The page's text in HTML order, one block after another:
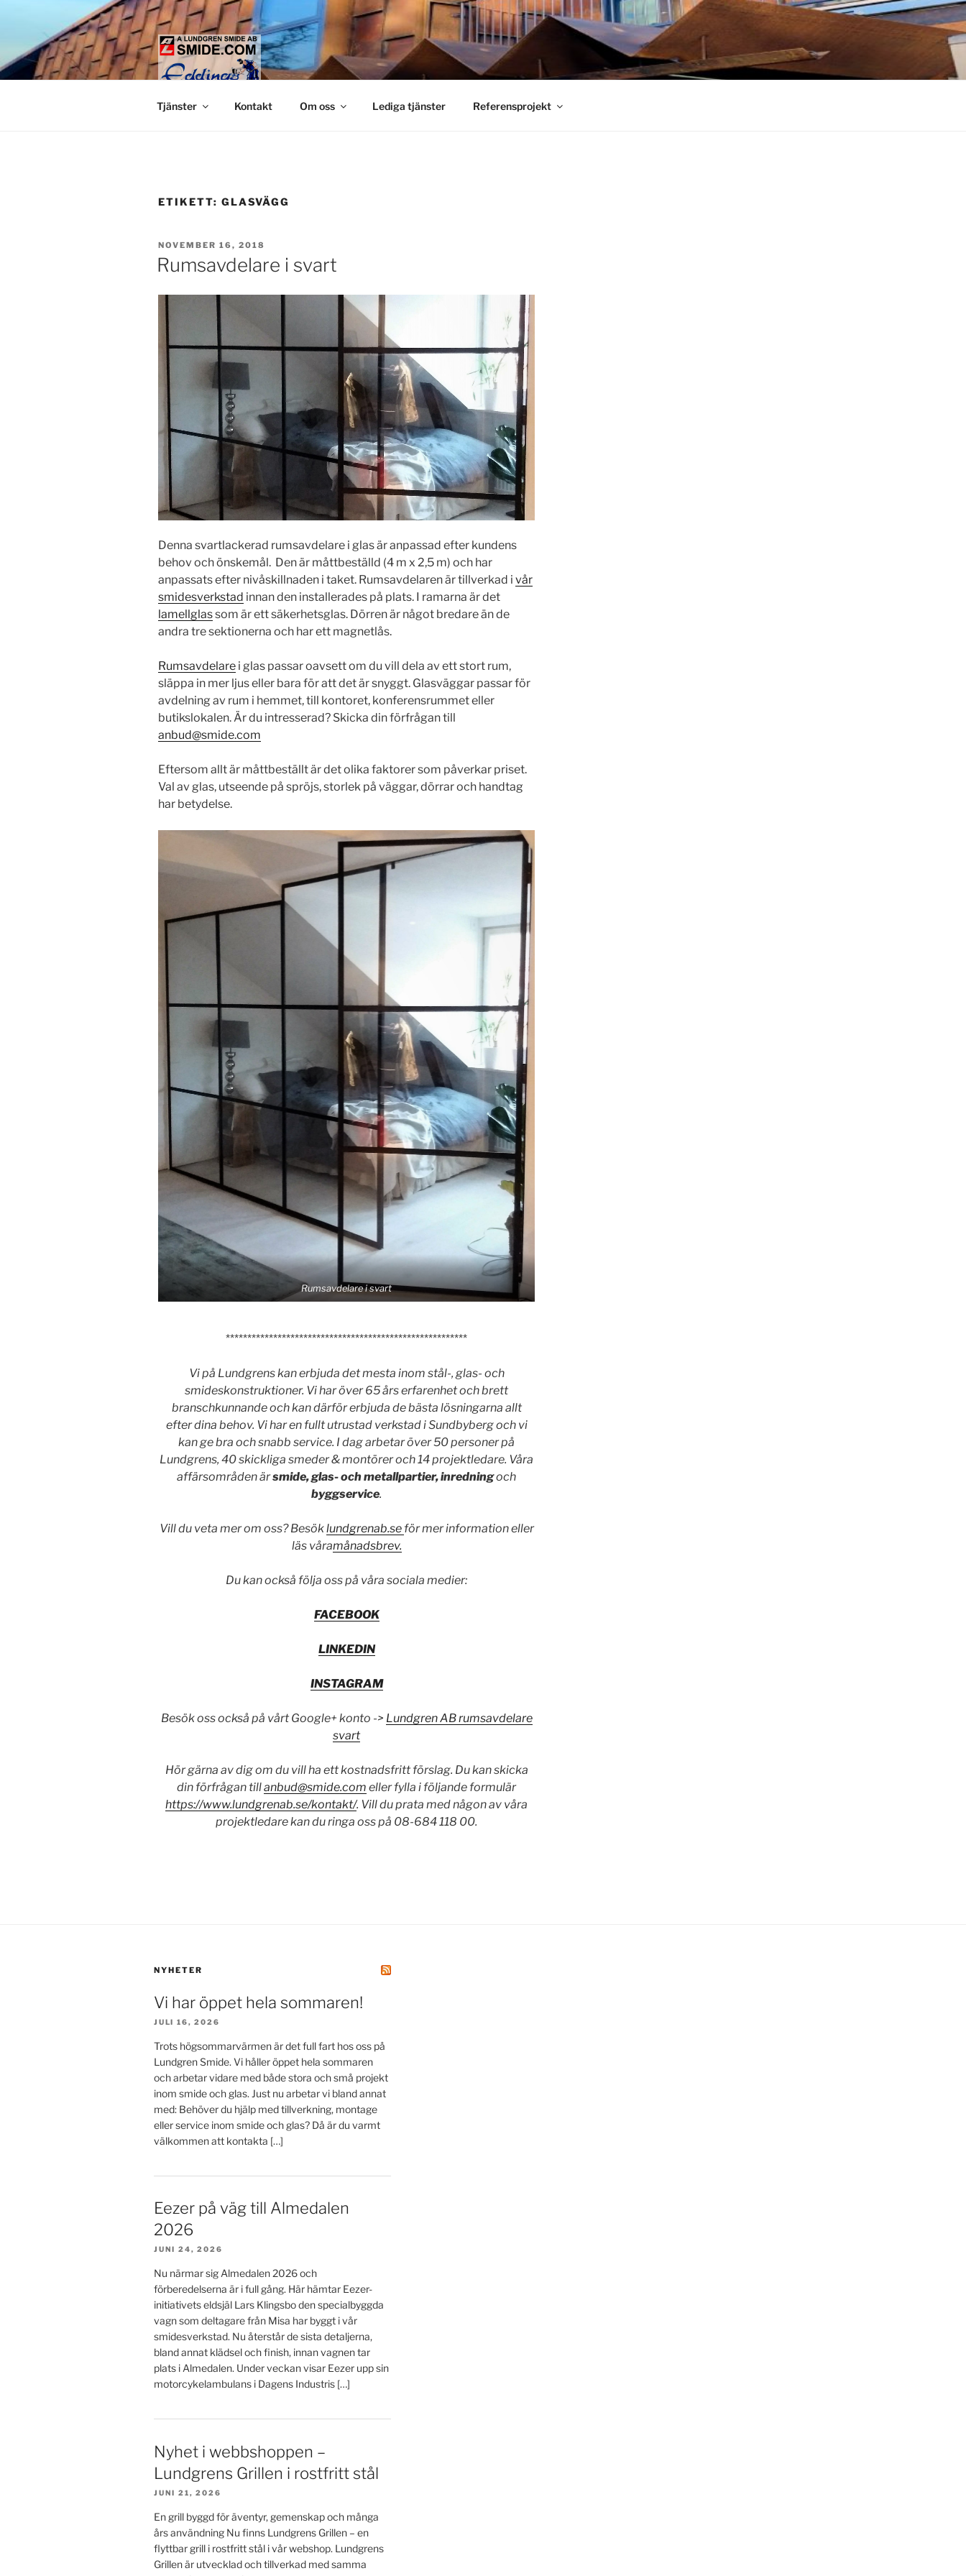
innehåll
LUNDGRENS SMIDE
Smide och glaspartier i Stockholm
Tjänster Kontakt Om oss Lediga tjänster Referensprojekt
ETIKETT: GLASVÄGG
PUBLICERAT
NOVEMBER 16, 2018
Rumsavdelare i svart
Denna svartlackerad rumsavdelare i glas är anpassad efter kundens
behov och önskemål. Den är måttbeställd (4 m x 2,5 m) och har
anpassats efter nivåskillnaden i taket. Rumsavdelaren är tillverkad i vår
smidesverkstad innan den installerades på plats. I ramarna är det
lamellglassom är ett säkerhetsglas. Dörren är något bredare än de
andra tre sektionerna och har ett magnetlås.
Rumsavdelare i glas passar oavsett om du vill dela av ett stort rum,
släppa in mer ljus eller bara för att det är snyggt. Glasväggar passar för
avdelning av rum i hemmet, till kontoret, konferensrummet eller
butikslokalen. Är du intresserad? Skicka din förfrågan till
anbud@smide.com
Eftersom allt är måttbeställt är det olika faktorer som påverkar priset.
Val av glas, utseende på spröjs, storlek på väggar, dörrar och handtag
har betydelse.
Rumsavdelare i svart
********************************************************
Vi på Lundgrens kan erbjuda det mesta inom stål-, glas- och
smideskonstruktioner. Vi har över 65 års erfarenhet och brett
branschkunnande och kan därför erbjuda de bästa lösningarna allt
efter dina behov. Vi har en fullt utrustad verkstad i Sundbyberg och vi
kan ge bra och snabb service. I dag arbetar över 50 personer på
Lundgrens, 40 skickliga smeder & montörer och 14 projektledare. Våra
affärsområden ärsmide, glas- och metallpartier, inredningoch
byggservice.
Vill du veta mer om oss? Besöklundgrenab.se för mer information eller
läs våramånadsbrev.
Du kan också följa oss på våra sociala medier:
FACEBOOK
LINKEDIN
INSTAGRAM
Besök oss också på vårt Google+ konto -> Lundgren AB rumsavdelare
svart
Hör gärna av dig om du vill ha ett kostnadsfritt förslag. Du kan skicka
din förfrågan tillanbud@smide.com eller fylla i följande formulär
https://www.lundgrenab.se/kontakt/. Vill du prata med någon av våra
projektledare kan du ringa oss på 08-684 118 00.
NYHETER
Vi har öppet hela sommaren!
JULI 16, 2026
Trots högsommarvärmen är det full fart hos oss på
Lundgren Smide. Vi håller öppet hela sommaren
och arbetar vidare med både stora och små projekt
inom smide och glas. Just nu arbetar vi bland annat
med: Behöver du hjälp med tillverkning, montage
eller service inom smide och glas? Då är du varmt
välkommen att kontakta […]
Eezer på väg till Almedalen
2026
JUNI 24, 2026
Nu närmar sig Almedalen 2026 och
förberedelserna är i full gång. Här hämtar Eezer-
initiativets eldsjäl Lars Klingsbo den specialbyggda
vagn som deltagare från Misa har byggt i vår
smidesverkstad. Nu återstår de sista detaljerna,
bland annat klädsel och finish, innan vagnen tar
plats i Almedalen. Under veckan visar Eezer upp sin
motorcykelambulans i Dagens Industris […]
Nyhet i webbshoppen –
Lundgrens Grillen i rostfritt stål
JUNI 21, 2026
En grill byggd för äventyr, gemenskap och många
års användning Nu finns Lundgrens Grillen – en
flyttbar grill i rostfritt stål i vår webshop. Lundgrens
Grillen är utvecklad och tillverkad med samma